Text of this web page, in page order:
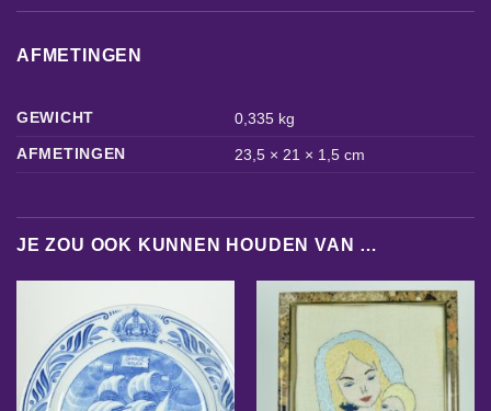
AFMETINGEN
GEWICHT
0,335 kg
AFMETINGEN
23,5 × 21 × 1,5 cm
JE ZOU OOK KUNNEN HOUDEN VAN …